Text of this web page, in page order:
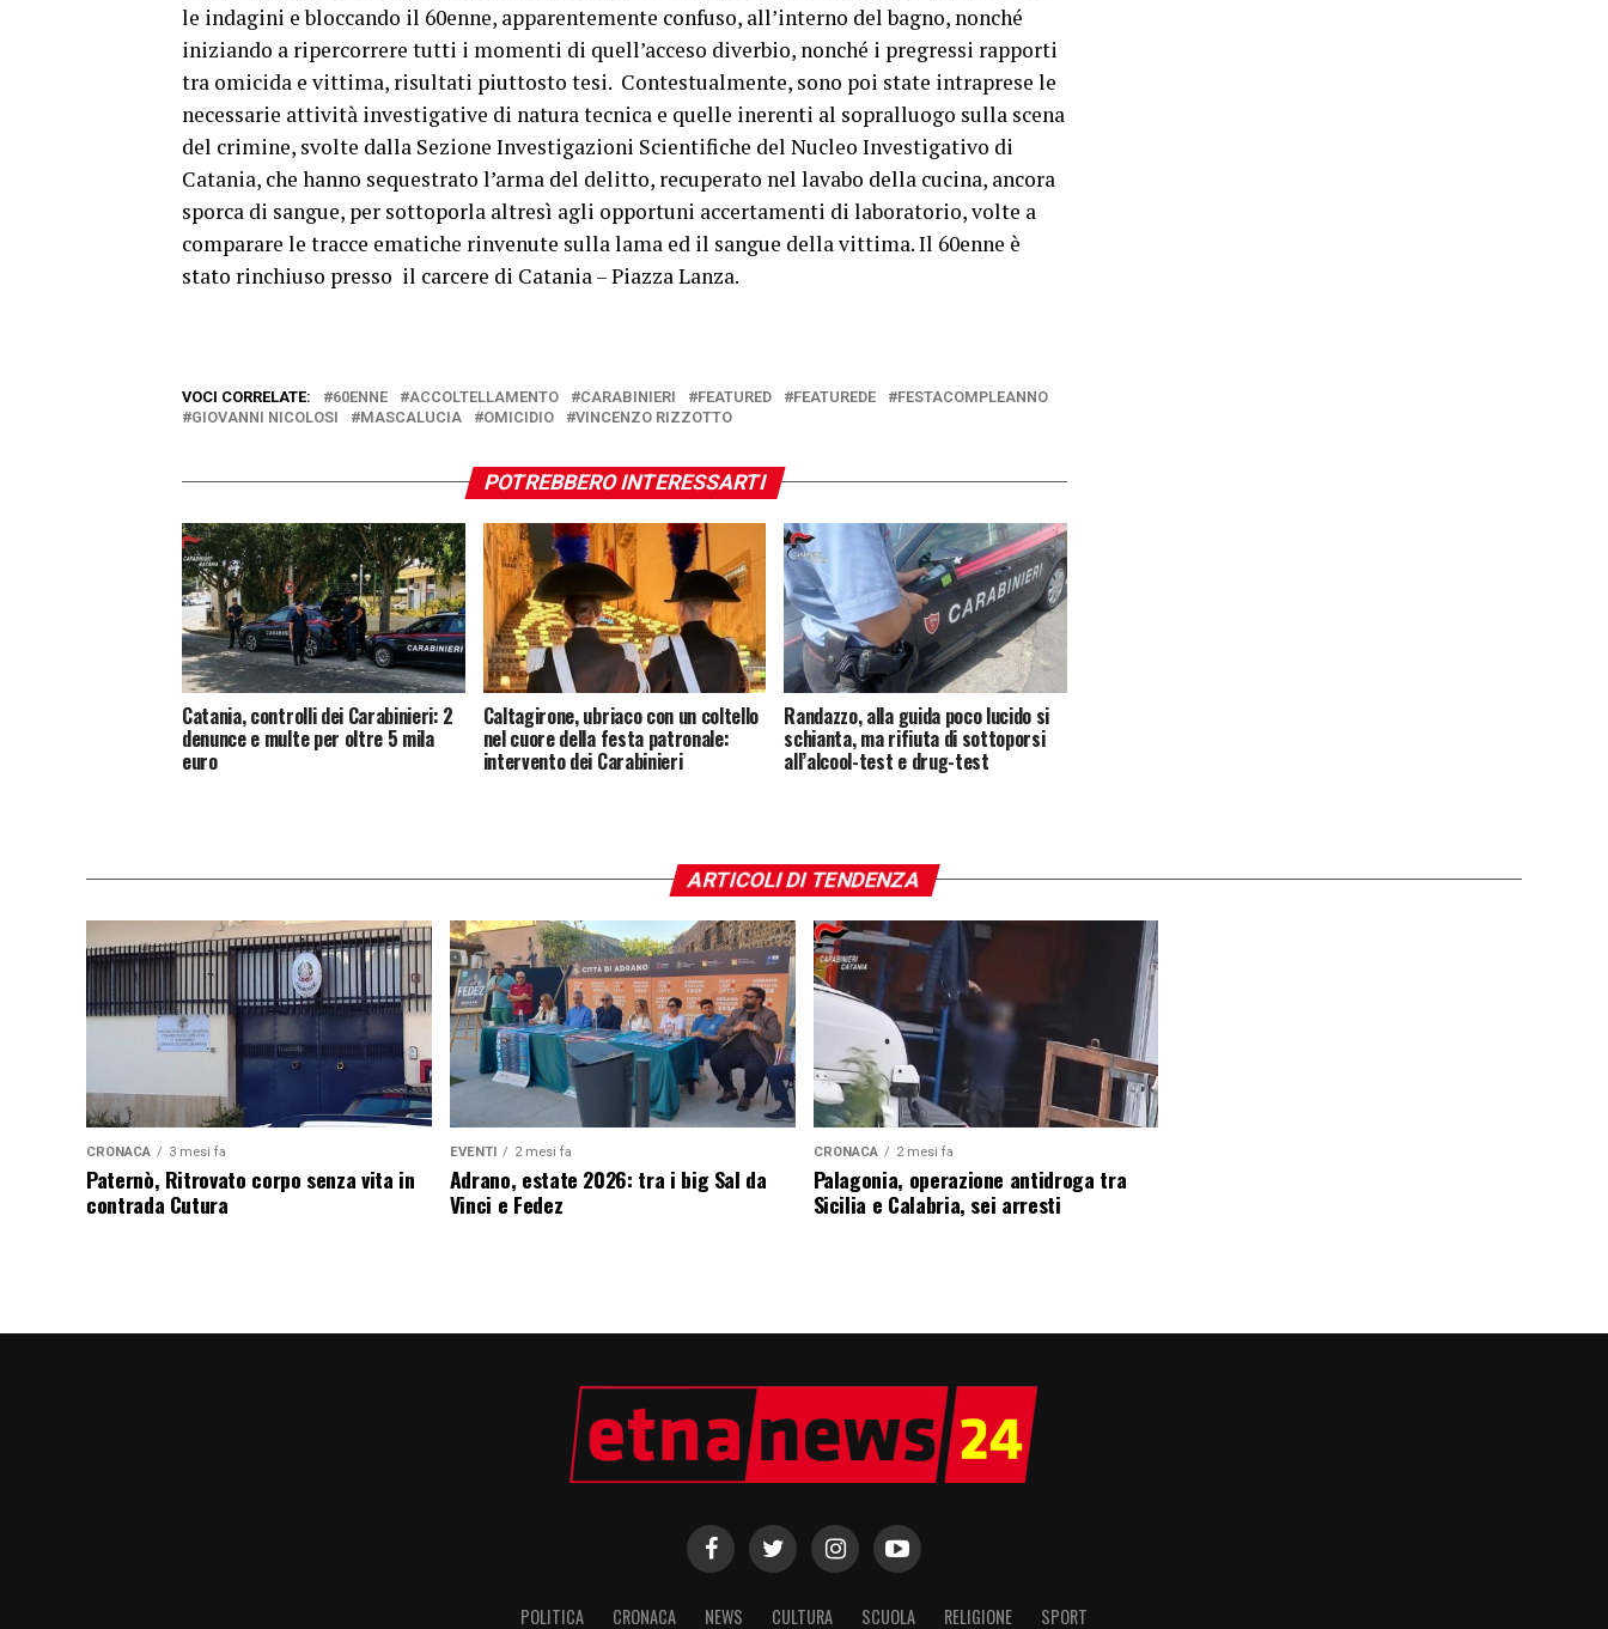
le indagini e bloccando il 60enne, apparentemente confuso, all’interno del bagno, nonché
iniziando a ripercorrere tutti i momenti di quell’acceso diverbio, nonché i pregressi rapporti
tra omicida e vittima, risultati piuttosto tesi. Contestualmente, sono poi state intraprese le
necessarie attività investigative di natura tecnica e quelle inerenti al sopralluogo sulla scena
del crimine, svolte dalla Sezione Investigazioni Scientifiche del Nucleo Investigativo di
Catania, che hanno sequestrato l’arma del delitto, recuperato nel lavabo della cucina, ancora
sporca di sangue, per sottoporla altresì agli opportuni accertamenti di laboratorio, volte a
comparare le tracce ematiche rinvenute sulla lama ed il sangue della vittima. Il 60enne è
stato rinchiuso presso il carcere di Catania – Piazza Lanza.
VOCI CORRELATE: 60ENNE ACCOLTELLAMENTO CARABINIERI FEATURED FEATUREDE
FESTACOMPLEANNO
GIOVANNI NICOLOSI
MASCALUCIA OMICIDIO VINCENZO RIZZOTTO
POTREBBERO INTERESSARTI
Catania, controlli dei Carabinieri: 2
denunce e multe per oltre 5 mila
euro
Caltagirone, ubriaco con un coltello
nel cuore della festa patronale:
intervento dei Carabinieri
Randazzo, alla guida poco lucido si
schianta, ma rifiuta di sottoporsi
all’alcool-test e drug-test
ARTICOLI DI TENDENZA
CRONACA 3 mesi fa
Paternò, Ritrovato corpo senza vita in
contrada Cutura
EVENTI 2 mesi fa
Adrano, estate 2026: tra i big Sal da
Vinci e Fedez
CRONACA 2 mesi fa
Palagonia, operazione antidroga tra
Sicilia e Calabria, sei arresti
POLITICA CRONACA NEWS CULTURA SCUOLA RELIGIONE SPORT